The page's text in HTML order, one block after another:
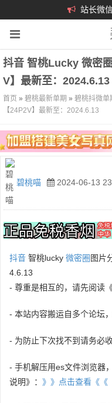
站长微
抖音 智桃lucky 微密
V】最新至：2024.6.13
首页 » 碧桃最新单期 » 碧桃抖微单
【24P2V】最新至：2024.6.13
碧桃喵 2024-06-13
抖音 智桃lucky 微密圈 图片
4.6.13
- 尊重是相互的，请先阅读
- 本站内容搬运自多个论坛
- 为防止下次找不到请务必
- 手机解压用es文件浏览器
说明》： 》》点击查看《《